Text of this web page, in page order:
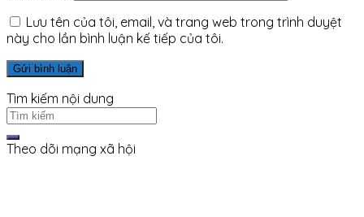
Lưu tên của tôi, email, và trang web trong trình duyệt
này cho lần bình luận kế tiếp của tôi.
Tìm kiếm nội dung
Theo dõi mạng xã hội